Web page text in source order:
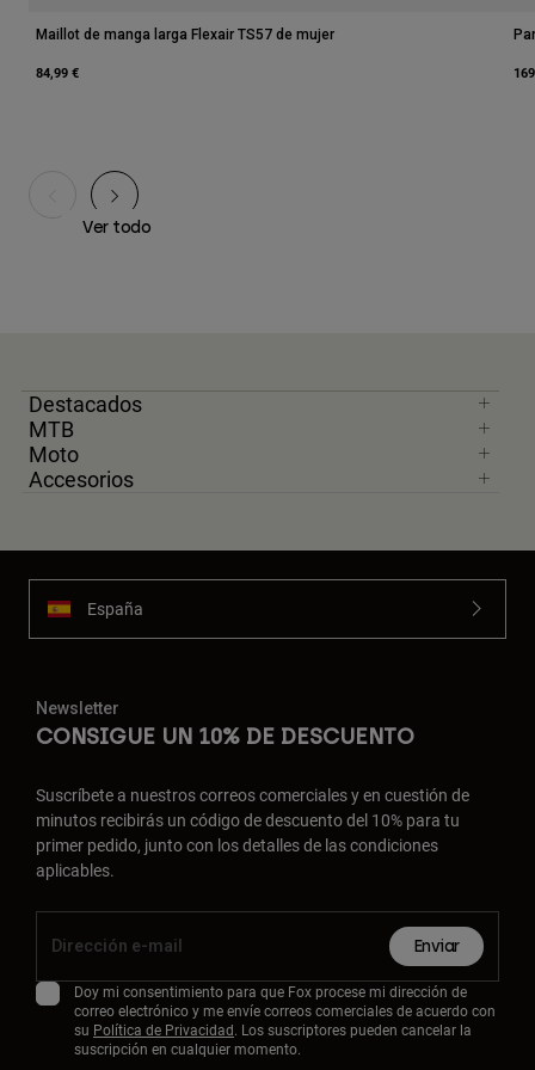
Maillot de manga larga Flexair TS57 de mujer
84,99 €
Ver todo
Ver todo
Destacados
MTB
Moto
Accesorios
España
Newsletter
CONSIGUE UN 10% DE DESCUENTO
Suscríbete a nuestros correos comerciales y en cuestión de
minutos recibirás un código de descuento del 10% para tu
primer pedido, junto con los detalles de las condiciones
aplicables.
Enviar
Doy mi consentimiento para que Fox procese mi dirección de
correo electrónico y me envíe correos comerciales de acuerdo con
su Política de Privacidad. Los suscriptores pueden cancelar la
suscripción en cualquier momento.